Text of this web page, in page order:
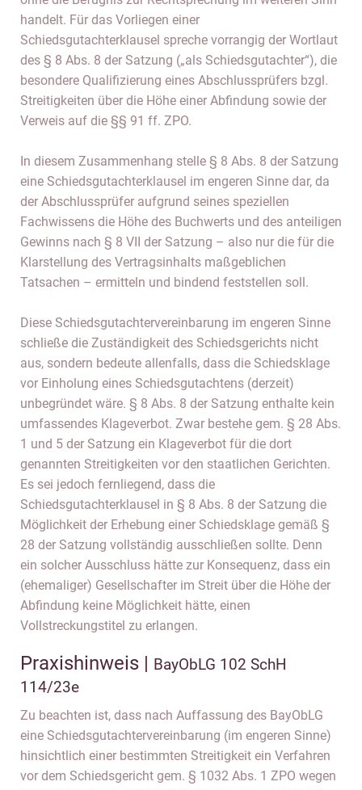
handelt. Für das Vorliegen einer
Schiedsgutachterklausel spreche vorrangig der Wortlaut
des § 8 Abs. 8 der Satzung („als Schiedsgutachter“), die
besondere Qualifizierung eines Abschlussprüfers bzgl.
Streitigkeiten über die Höhe einer Abfindung sowie der
Verweis auf die §§ 91 ff. ZPO.
In diesem Zusammenhang stelle § 8 Abs. 8 der Satzung
eine Schiedsgutachterklausel im engeren Sinne dar, da
der Abschlussprüfer aufgrund seines speziellen
Fachwissens die Höhe des Buchwerts und des anteiligen
Gewinns nach § 8 VII der Satzung – also nur die für die
Klarstellung des Vertragsinhalts maßgeblichen
Tatsachen – ermitteln und bindend feststellen soll.
Diese Schiedsgutachtervereinbarung im engeren Sinne
schließe die Zuständigkeit des Schiedsgerichts nicht
aus, sondern bedeute allenfalls, dass die Schiedsklage
vor Einholung eines Schiedsgutachtens (derzeit)
unbegründet wäre. § 8 Abs. 8 der Satzung enthalte kein
umfassendes Klageverbot. Zwar bestehe gem. § 28 Abs.
1 und 5 der Satzung ein Klageverbot für die dort
genannten Streitigkeiten vor den staatlichen Gerichten.
Es sei jedoch fernliegend, dass die
Schiedsgutachterklausel in § 8 Abs. 8 der Satzung die
Möglichkeit der Erhebung einer Schiedsklage gemäß §
28 der Satzung vollständig ausschließen sollte. Denn
ein solcher Ausschluss hätte zur Konsequenz, dass ein
(ehemaliger) Gesellschafter im Streit über die Höhe der
Abfindung keine Möglichkeit hätte, einen
Vollstreckungstitel zu erlangen.
Praxishinweis | BayObLG 102 SchH
114/23e
Zu beachten ist, dass nach Auffassung des BayObLG
eine Schiedsgutachtervereinbarung (im engeren Sinne)
hinsichtlich einer bestimmten Streitigkeit ein Verfahren
vor dem Schiedsgericht gem. § 1032 Abs. 1 ZPO wegen